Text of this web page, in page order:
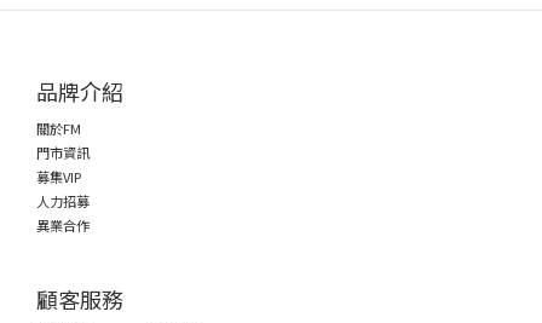
品牌介紹
關於FM
門市資訊
募集VIP
人力招募
異業合作
顧客服務